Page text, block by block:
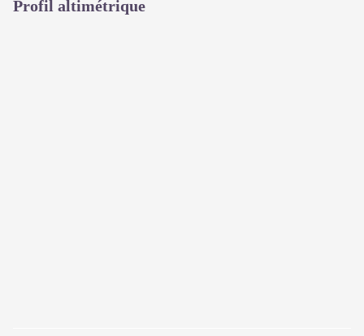
Profil altimétrique